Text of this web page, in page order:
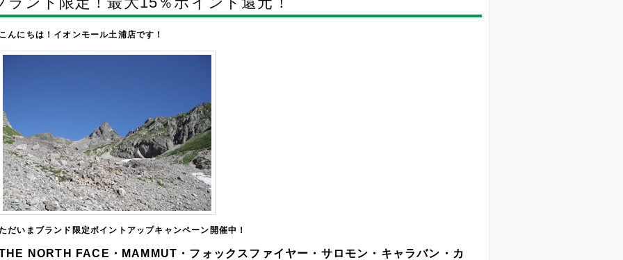
んにちは！イオンモール土浦店です！
だいまブランド限定ポイントアップキャンペーン開催中！
NORTH FACE・MAMMUT・フォックスファイヤー・サロモン・キャラバン・カ